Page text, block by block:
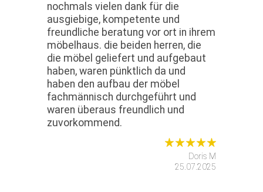
nochmals vielen dank für die
ausgiebige, kompetente und
freundliche beratung vor ort in ihrem
möbelhaus. die beiden herren, die
die möbel geliefert und aufgebaut
haben, waren pünktlich da und
haben den aufbau der möbel
fachmännisch durchgeführt und
waren überaus freundlich und
zuvorkommend.
Doris M
25.07.2025